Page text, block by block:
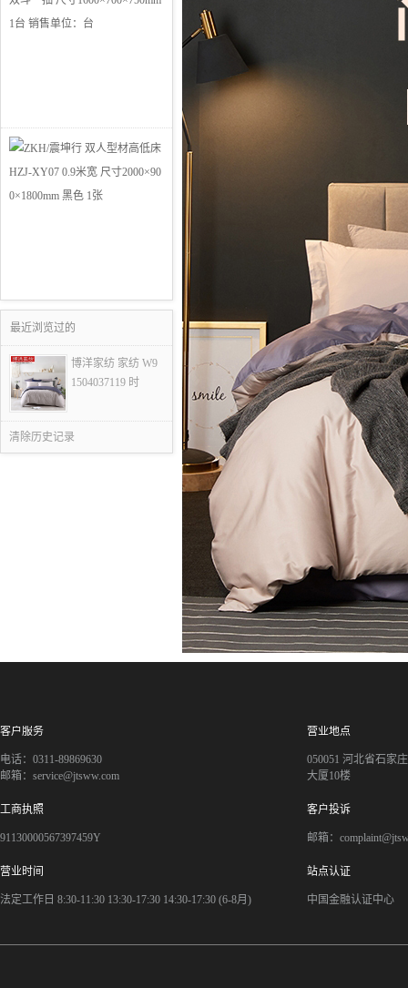
最近浏览过的
博洋家纺 家纺 W9
1504037119 时
清除历史记录
客户服务
电话：0311-89869630
邮箱：service@jtsww.com
营业地点
050051 河北省石家
大厦10楼
工商执照
91130000567397459Y
客户投诉
邮箱：
营业时间
法定工作日 8:30-11:30 13:30-17:30 14:30-17:30 (6-8月)
站点认证
中国金融认证中心